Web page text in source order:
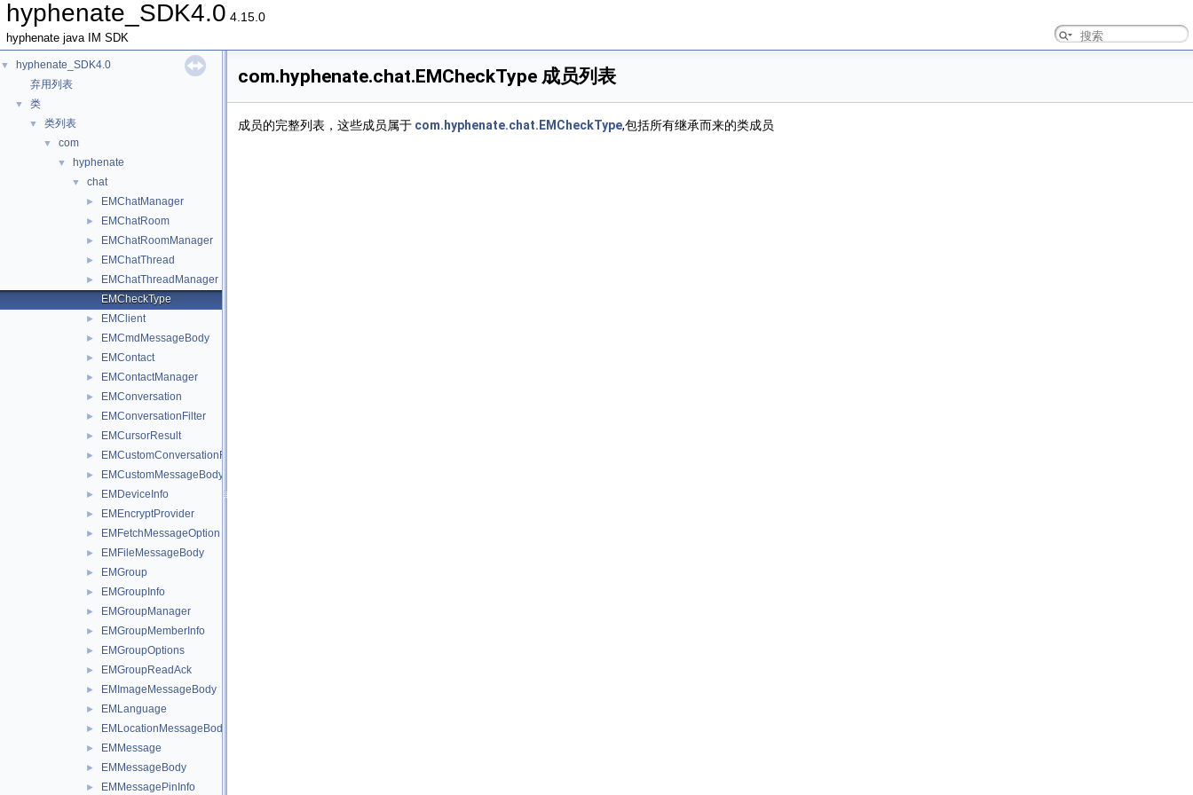
hyphenate_SDK4.0 4.15.0
hyphenate java IM SDK
▼
hyphenate_SDK4.0
弃用列表
▼ 类
▼ 类列表
▼ com
▼ hyphenate
▼ chat
► EMChatManager
► EMChatRoom
► EMChatRoomManager
► EMChatThread
►
EMChatThreadManager
EMCheckType
► EMClient
► EMCmdMessageBody
► EMContact
► EMContactManager
► EMConversation
► EMConversationFilter
► EMCursorResult
► EMCustomConversationFilter
► EMCustomMessageBody
► EMDeviceInfo
► EMEncryptProvider
► EMFetchMessageOption
► EMFileMessageBody
► EMGroup
► EMGroupInfo
► EMGroupManager
► EMGroupMemberInfo
► EMGroupOptions
► EMGroupReadAck
► EMImageMessageBody
► EMLanguage
► EMLocationMessageBody
► EMMessage
► EMMessageBody
► EMMessagePinInfo
com.hyphenate.chat.EMCheckType 成员列表
成员的完整列表，这些成员属于 com.hyphenate.chat.EMCheckType,包括所有继承而来的类成员